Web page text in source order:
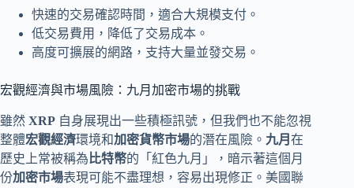
快速的交易確認時間，適合大規模支付。
低交易費用，降低了交易成本。
高度可擴展的網路，支持大量並發交易。
宏觀經濟與市場風險：九月加密市場的挑戰
雖然 XRP 自身展現出一些積極訊號，但我們也不能忽視
整體宏觀經濟環境和加密貨幣市場的潛在風險。 九月 在
歷史上常被稱為 比特幣的「紅色九月」，暗示著這個月
份加密市場表現可能不盡理想，容易出現修正。美國聯